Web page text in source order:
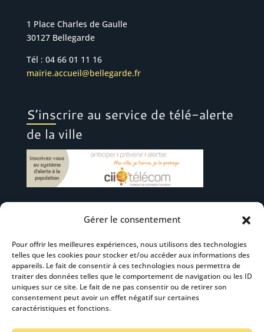
Gérer le consentement
Pour offrir les meilleures expériences, nous utilisons des technologies
telles que les cookies pour stocker et/ou accéder aux informations des
appareils. Le fait de consentir à ces technologies nous permettra de
traiter des données telles que le comportement de navigation ou les ID
uniques sur ce site. Le fait de ne pas consentir ou de retirer son
consentement peut avoir un effet négatif sur certaines
caractéristiques et fonctions.
1 Place Charles de Gaulle
30127 Bellegarde
Tél : 04 66 01 11 16
mairie.accueil@bellegarde.fr
S’inscrire au service de télé-alerte
de la ville
Suivez-nous
S’abonner à la newsletter